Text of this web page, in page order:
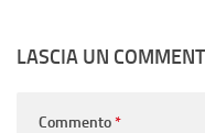
LASCIA UN
Commento*